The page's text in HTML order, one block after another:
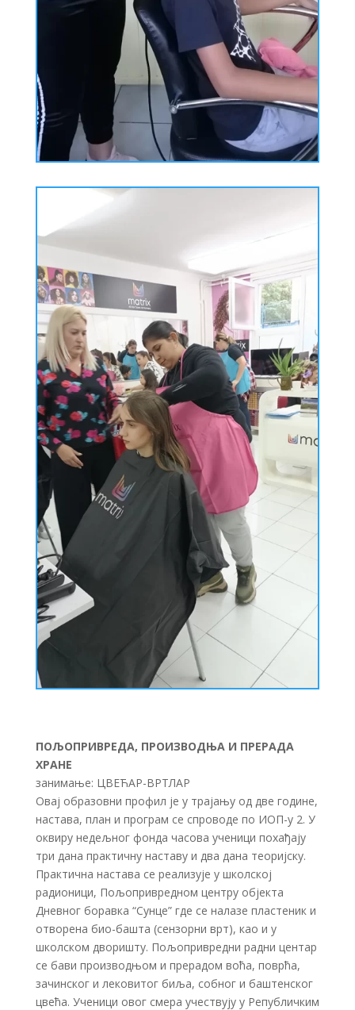
ПОЉОПРИВРЕДА, ПРОИЗВОДЊА И ПРЕРАДА
ХРАНЕ
занимање: ЦВЕЋАР-ВРТЛАР
Овај образовни профил је у трајању од две године,
настава, план и програм се спроводе по ИОП-у 2. У
оквиру недељног фонда часова ученици похађају
три дана практичну наставу и два дана теоријску.
Практична настава се реализује у школској
радионици, Пољопривредном центру објекта
Дневног боравка “Сунце” где се налазе пластеник и
отворена био-башта (сензорни врт), као и у
школском дворишту. Пољопривредни радни центар
се бави производњом и прерадом воћа, поврћа,
зачинског и лековитог биља, собног и баштенског
цвећа. Ученици овог смера учествују у Републичким